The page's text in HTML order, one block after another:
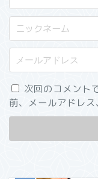
次回のコメント
前、メールアドレス